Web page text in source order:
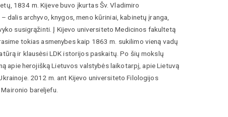
1834 m. Kijeve buvo įkurtas Šv. Vladimiro
archyvo, knygos, meno kūriniai, kabinetų įranga,
susigrąžinti. Į Kijevo universiteto Medicinos fakultetą
tokias asmenybes kaip 1863 m. sukilimo vieną vadų
ir klausėsi LDK istorijos paskaitų. Po šių mokslų
apie herojišką Lietuvos valstybės laikotarpį, apie Lietuvą
2012 m. ant Kijevo universiteto Filologijos
bareljefu.